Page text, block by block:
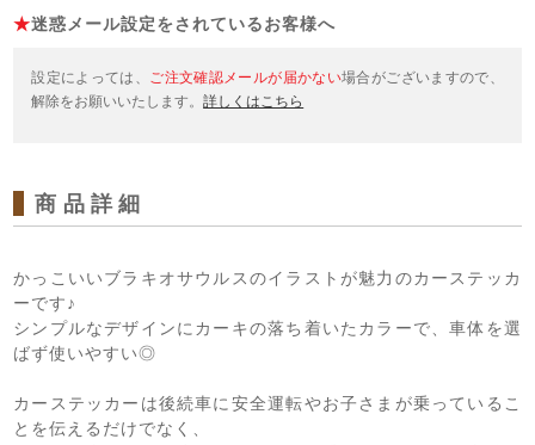
★迷惑メール設定をされているお客様へ
設定によっては、 ご注文確認メールが届かない場合がございますので、
解除をお願いいたします。詳しくはこちら
商品詳細
かっこいいブラキオサウルスのイラストが魅力のカーステッカ
ーです♪
シンプルなデザインにカーキの落ち着いたカラーで、車体を選
ばず使いやすい◎
カーステッカーは後続車に安全運転やお子さまが乗っているこ
とを伝えるだけでなく、